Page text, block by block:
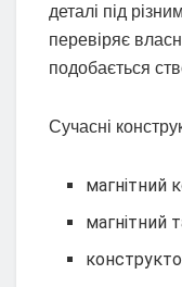
деталі під
перевіряє
подобається
Сучасні
магнітний
магнітний